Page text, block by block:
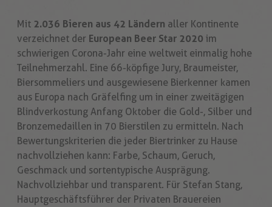
Mit 2.036 Bieren aus 42 Ländern aller Kontinente
verzeichnet der European Beer Star 2020 im
schwierigen Corona-Jahr eine weltweit einmalig hohe
Teilnehmerzahl. Eine 66-köpfige Jury, Braumeister,
Biersommeliers und ausgewiesene Bierkenner kamen
aus Europa nach Gräfelfing um in einer zweitägigen
Blindverkostung Anfang Oktober die Gold-, Silber und
Bronzemedaillen in 70 Bierstilen zu ermitteln. Nach
Bewertungskriterien die jeder Biertrinker zu Hause
nachvollziehen kann: Farbe, Schaum, Geruch,
Geschmack und sortentypische Ausprägung.
Nachvollziehbar und transparent. Für Stefan Stang,
Hauptgeschäftsführer der Privaten Brauereien